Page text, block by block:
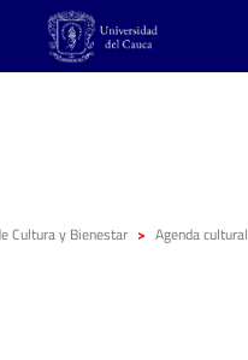
Cultura y Bienestar
Agenda cultural